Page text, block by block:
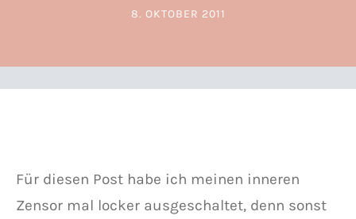
POSTED ON
8. OKTOBER 2011
Für diesen Post habe ich meinen inneren
Zensor mal locker ausgeschaltet, denn sonst